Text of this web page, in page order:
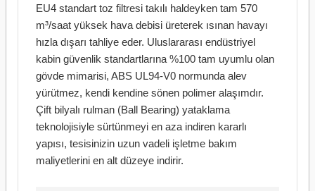
EU4 standart toz filtresi takılı haldeyken tam 570
m³/saat yüksek hava debisi üreterek ısınan havayı
hızla dışarı tahliye eder. Uluslararası endüstriyel
kabin güvenlik standartlarına %100 tam uyumlu olan
gövde mimarisi, ABS UL94-V0 normunda alev
yürütmez, kendi kendine sönen polimer alaşımdır.
Çift bilyalı rulman (Ball Bearing) yataklama
teknolojisiyle sürtünmeyi en aza indiren kararlı
yapısı, tesisinizin uzun vadeli işletme bakım
maliyetlerini en alt düzeye indirir.